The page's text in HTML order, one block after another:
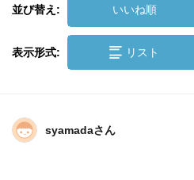
並び替え: いいね順
表示形式: リスト
syamadaさん